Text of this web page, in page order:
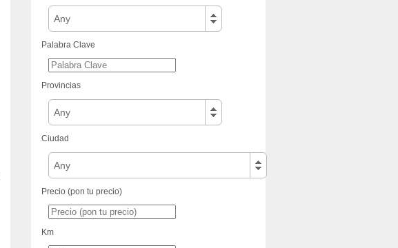
Any
Palabra Clave
Provincias
Any
Ciudad
Any
Precio (pon tu precio)
Km